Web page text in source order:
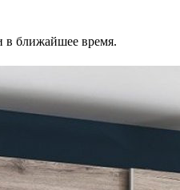
в ближайшее время.